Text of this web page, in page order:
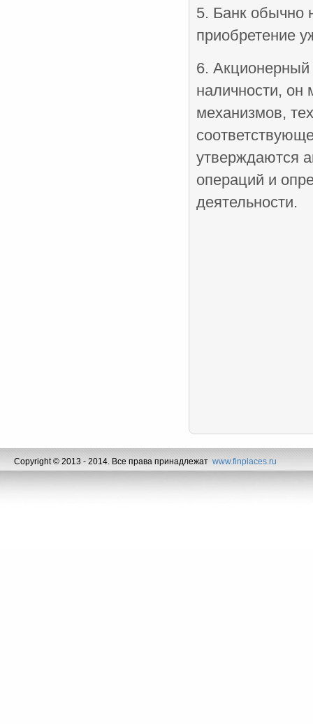
5. Банк обычно
приобретение
6. Акционерный
наличности, он
механизмов,
утверждаются
операций и
деятельности.
Copyright © 2013 - 2014. Все права принадлежат www.finplaces.ru